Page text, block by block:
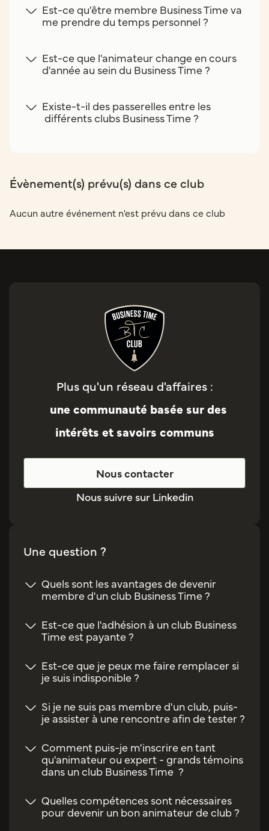
Est-ce qu'être membre Business Time va
me prendre du temps personnel ?
Est-ce que l'animateur change en cours
d'année au sein du Business Time ?
Existe-t-il des passerelles entre les
différents clubs Business Time ?
Évènement(s) prévu(s) dans ce club
Aucun autre événement n'est prévu dans ce club
Plus qu'un réseau d'affaires :
une communauté basée sur des
intérêts et savoirs communs
Nous contacter
Nous suivre sur Linkedin
Une question ?
Quels sont les avantages de devenir
membre d'un club Business Time ?
Est-ce que l'adhésion à un club Business
Time est payante ?
Est-ce que je peux me faire remplacer si
je suis indisponible ?
Si je ne suis pas membre d'un club, puis-
je assister à une rencontre afin de tester ?
Comment puis-je m'inscrire en tant
qu'animateur ou expert - grands témoins
dans un club Business Time ?
Quelles compétences sont nécessaires
pour devenir un bon animateur de club ?